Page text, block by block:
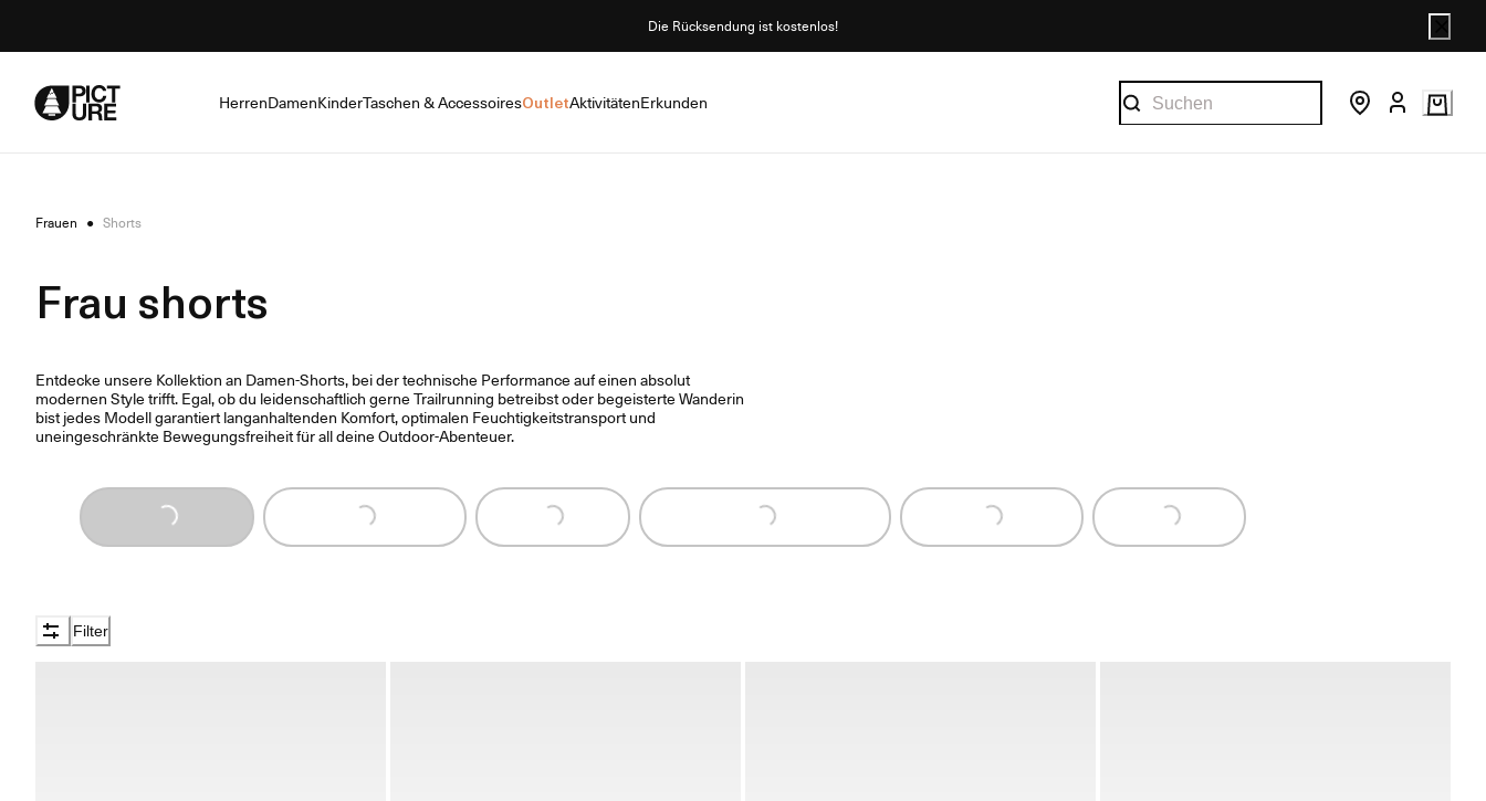
Content
Die Rücksendung ist kostenlos!
HerrenDamenKinderTaschen & AccessoiresOutletAktivitätenErkunden
Frauen ● Shorts
Frau shorts
Entdecke unsere Kollektion an Damen-Shorts, bei der technische Performance auf einen absolut
modernen Style trifft. Egal, ob du leidenschaftlich gerne Trailrunning betreibst oder begeisterte Wanderin
bist jedes Modell garantiert langanhaltenden Komfort, optimalen Feuchtigkeitstransport und
uneingeschränkte Bewegungsfreiheit für all deine Outdoor-Abenteuer.
Loading... Loading... Loading... Loading... Loading... Loading...
Filter